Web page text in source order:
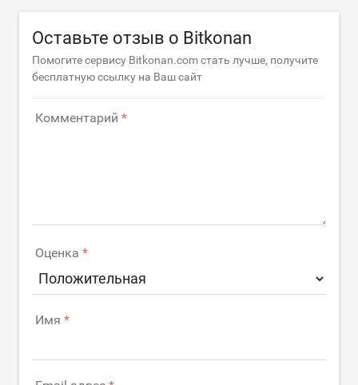
Оставьте отзыв о Bitkonan
Помогите сервису Bitkonan.com стать лучше, получите
бесплатную ссылку на Ваш сайт
Комментарий
Оценка
Имя